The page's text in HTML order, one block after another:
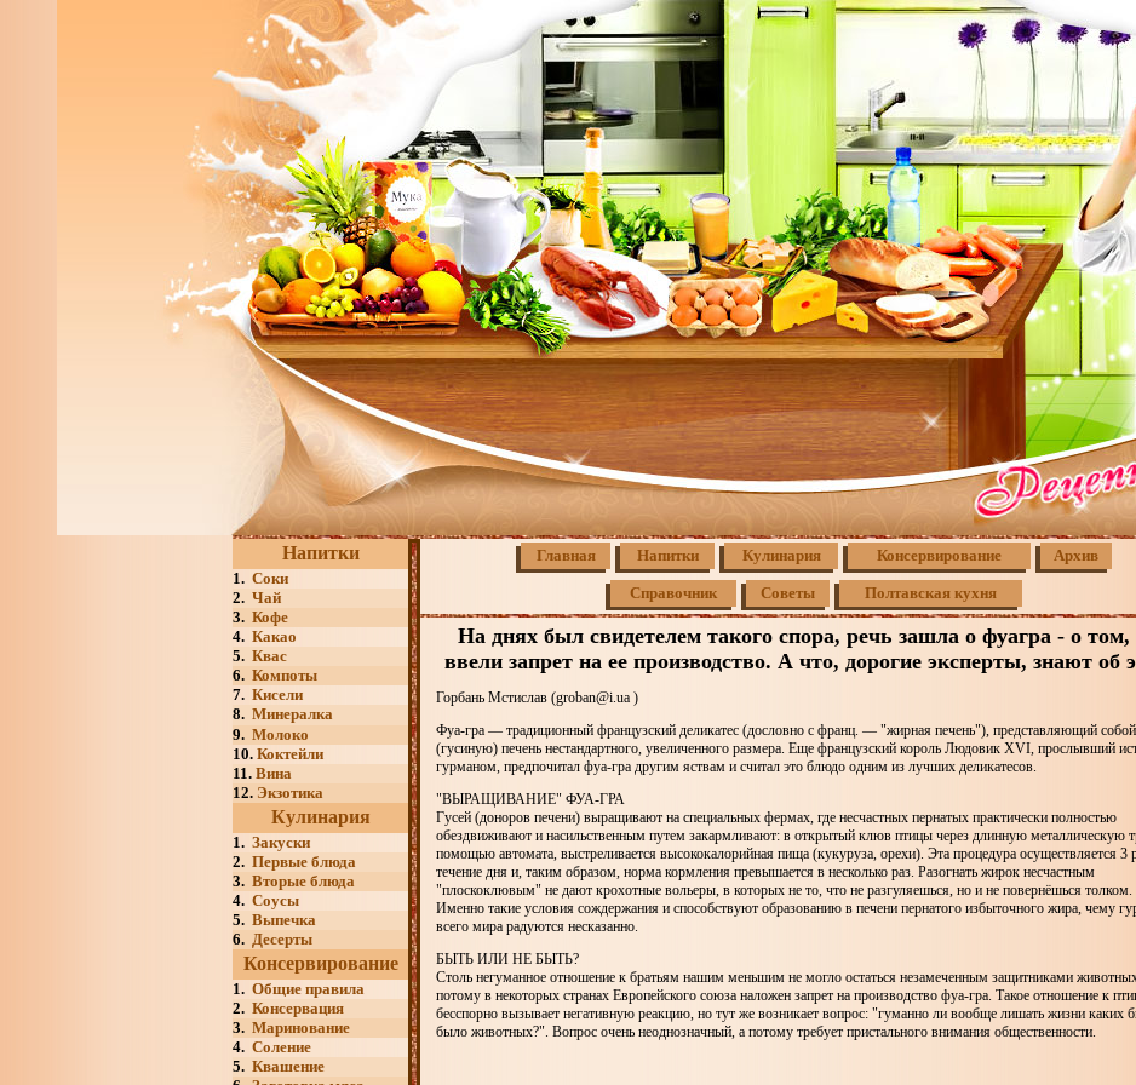
Напитки
1. Соки
2. Чай
3. Кофе
4. Какао
5. Квас
6. Компоты
7. Кисели
8. Минералка
9. Молоко
10. Коктейли
11. Вина
12. Экзотика
Кулинария
1. Закуски
2. Первые блюда
3. Вторые блюда
4. Соусы
5. Выпечка
6. Десерты
Консервирование
1. Общие правила
2. Консервация
3. Маринование
4. Соление
5. Квашение
Главная Напитки Кулинария Консервирование Архив
Справочник Советы Полтавская кухня
На днях был свидетелем такого спора, речь зашла о фуагра - о том,
ввели запрет на ее производство. А что, дорогие эксперты, знают об
Горбань Мстислав (groban@i.ua )
Фуа-гра — традиционный французский деликатес (дословно с франц. — "жирная печень"), представляющий
(гусиную) печень нестандартного, увеличенного размера. Еще французский король Людовик XVI, прослывший
гурманом, предпочитал фуа-гра другим яствам и считал это блюдо одним из лучших деликатесов.
"ВЫРАЩИВАНИЕ" ФУА-ГРА
Гусей (доноров печени) выращивают на специальных фермах, где несчастных пернатых практически полностью
обездвиживают и насильственным путем закармливают: в открытый клюв птицы через длинную металлическую
помощью автомата, выстреливается высококалорийная пища (кукуруза, орехи). Эта процедура осуществляется 3
течение дня и, таким образом, норма кормления превышается в несколько раз. Разогнать жирок несчастным
"плоскоклювым" не дают крохотные вольеры, в которых не то, что не разгуляешься, но и не повернёшься толком.
Именно такие условия сождержания и способствуют образованию в печени пернатого избыточного жира, чему
всего мира радуются несказанно.
БЫТЬ ИЛИ НЕ БЫТЬ?
Столь негуманное отношение к братьям нашим меньшим не могло остаться незамеченным защитниками
потому в некоторых странах Европейского союза наложен запрет на производство фуа-гра. Такое отношение к
бесспорно вызывает негативную реакцию, но тут же возникает вопрос: "гуманно ли вообще лишать жизни каких
было животных?". Вопрос очень неоднозначный, а потому требует пристального внимания общественности.